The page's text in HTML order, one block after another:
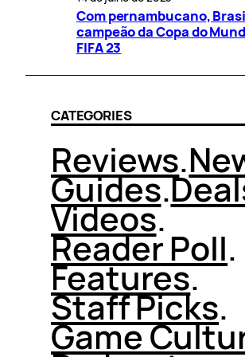
Com pernambucano,
campeão da Copa do
FIFA 23
CATEGORIES
Reviews.
Guides.
Videos.
Reader Poll.
Features.
Staff Picks.
Game